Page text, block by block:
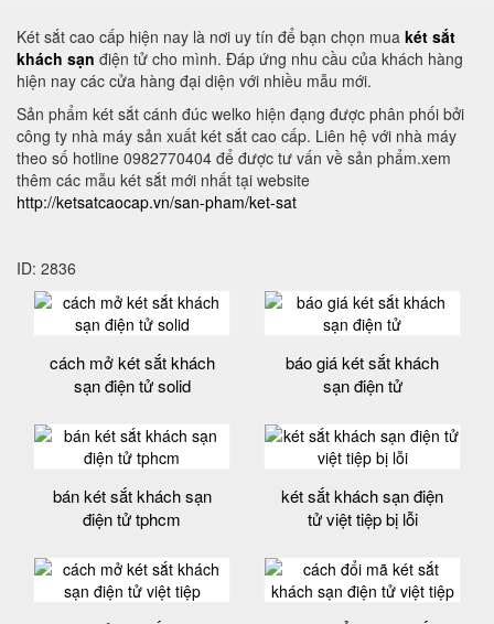
Két sắt cao cấp hiện nay là nơi uy tín để bạn chọn mua két sắt
khách sạn điện tử cho mình. Đáp ứng nhu cầu của khách hàng
hiện nay các cửa hàng đại diện với nhiều mẫu mới.
Sản phẩm két sắt cánh đúc welko hiện đạng được phân phối bởi
công ty nhà máy sản xuất két sắt cao cấp. Liên hệ với nhà máy
theo số hotline 0982770404 để được tư vấn về sản phẩm.xem
thêm các mẫu két sắt mới nhất tại website
http://ketsatcaocap.vn/san-pham/ket-sat
ID: 2836
cách mở két sắt khách
sạn điện tử solid
báo giá két sắt khách
sạn điện tử
bán két sắt khách sạn
điện tử tphcm
két sắt khách sạn điện
tử việt tiệp bị lỗi